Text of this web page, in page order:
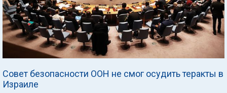
Совет безопасности ООН не смог осудить теракты в
Израиле